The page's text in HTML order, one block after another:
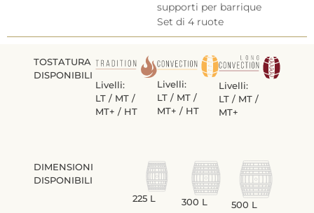
supporti per barrique
Set di 4 ruote
TOSTATURA
DISPONIBILI
Livelli:
LT / MT /
MT+ / HT
Livelli:
LT / MT /
MT+ / HT
Livelli:
LT / MT /
MT+
DIMENSIONI
DISPONIBILI
225 L
300 L 500 L